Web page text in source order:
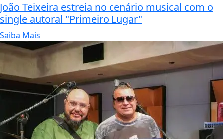
João Teixeira estreia no cenário musical com o
single autoral "Primeiro Lugar"
Saiba Mais